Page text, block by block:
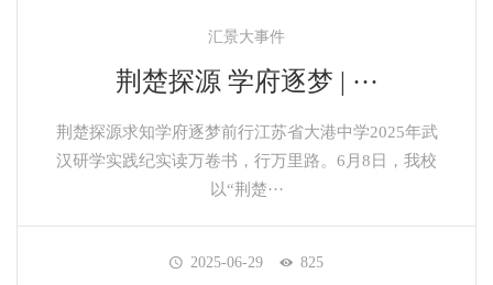
汇景大事件
荆楚探源 学府逐梦 | ···
荆楚探源求知学府逐梦前行江苏省大港中学2025年武
汉研学实践纪实读万卷书，行万里路。6月8日，我校
以“荆楚···
2025-06-29 825